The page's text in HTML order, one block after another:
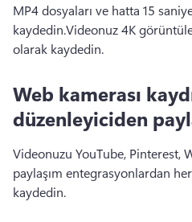
MP4 dosyaları ve hatta 15
kaydedin.Videonuz 4K
olarak kaydedin.
Web kamerası
düzenleyiciden
Videonuzu YouTube, Pinterest,
paylaşım entegrasyonlardan
kaydedin.